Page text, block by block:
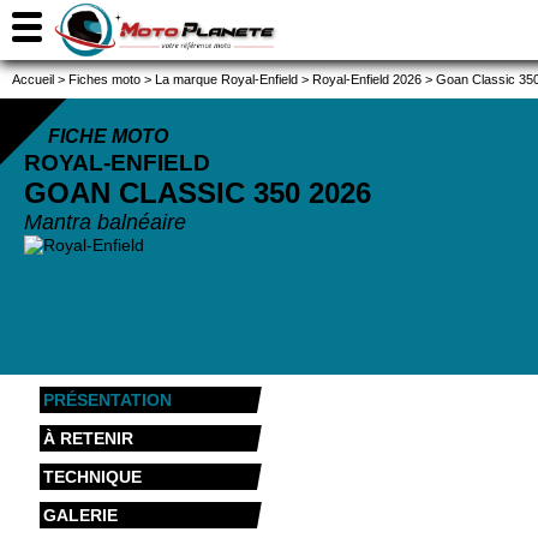
Accueil > Fiches moto > La marque Royal-Enfield > Royal-Enfield 2026 > Goan Classic
FICHE MOTO
ROYAL-ENFIELD
GOAN CLASSIC 350 2026
Mantra balnéaire
PRÉSENTATION
À RETENIR
TECHNIQUE
GALERIE